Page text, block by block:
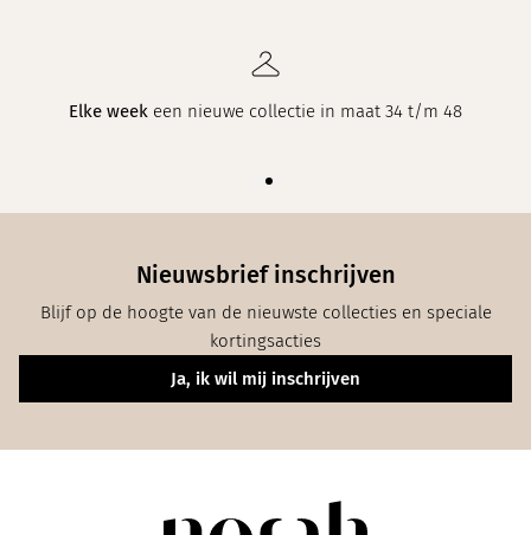
Elke week een nieuwe collectie in maat 34 t/m 48
Nieuwsbrief inschrijven
Blijf op de hoogte van de nieuwste collecties en speciale
kortingsacties
Ja, ik wil mij inschrijven